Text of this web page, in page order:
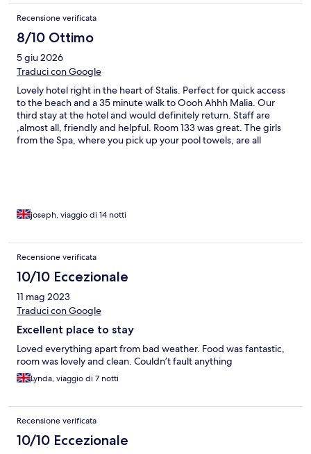
Recensione verificata
8/10 Ottimo
5 giu 2026
Traduci con Google
Lovely hotel right in the heart of Stalis. Perfect for quick access
to the beach and a 35 minute walk to Oooh Ahhh Malia. Our
third stay at the hotel and would definitely return. Staff are
,almost all, friendly and helpful. Room 133 was great. The girls
from the Spa, where you pick up your pool towels, are all
joseph, viaggio di 14 notti
Recensione verificata
10/10 Eccezionale
11 mag 2023
Traduci con Google
Excellent place to stay
Loved everything apart from bad weather. Food was fantastic,
room was lovely and clean. Couldn’t fault anything
Lynda, viaggio di 7 notti
Recensione verificata
10/10 Eccezionale